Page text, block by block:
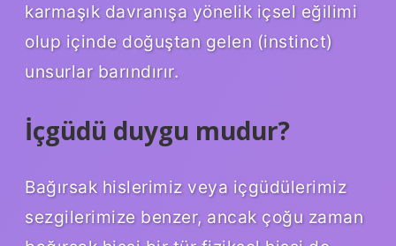
karmaşık davranışa yönelik içsel eğilimi
olup içinde doğuştan gelen (instinct)
unsurlar barındırır.
İçgüdü duygu mudur?
Bağırsak hislerimiz veya içgüdülerimiz
sezgilerimize benzer, ancak çoğu zaman